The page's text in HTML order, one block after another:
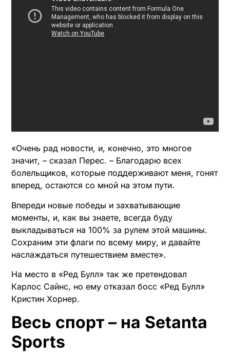
«Очень рад новости, и, конечно, это многое
значит, – сказал Перес. – Благодарю всех
болельщиков, которые поддерживают меня, гонят
вперед, остаются со мной на этом пути.
Впереди новые победы и захватывающие
моменты, и, как вы знаете, всегда буду
выкладываться на 100% за рулем этой машины.
Сохраним эти флаги по всему миру, и давайте
наслаждаться путешествием вместе».
На место в «Ред Булл» так же претендовал
Карлос Сайнс, но ему отказал босс «Ред Булл»
Кристин Хорнер.
Весь спорт – на Setanta
Sports